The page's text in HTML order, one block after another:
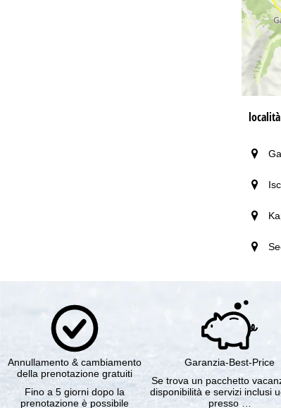
località
Annullamento & cambiamento
della prenotazione gratuiti
Fino a 5 giorni dopo la
prenotazione è possibile
Garanzia-Best-Price
Se trova un pacchetto
disponibilità e servizi inclusi
presso …